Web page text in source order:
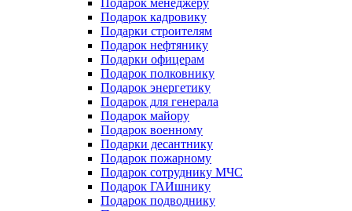
Подарок менеджеру
Подарок кадровику
Подарки строителям
Подарок нефтянику
Подарки офицерам
Подарок полковнику
Подарок энергетику
Подарок для генерала
Подарок майору
Подарок военному
Подарки десантнику
Подарок пожарному
Подарок сотруднику МЧС
Подарок ГАИшнику
Подарок подводнику